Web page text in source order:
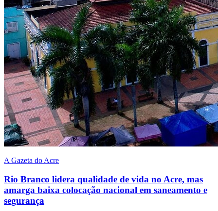
A Gazeta do Acre
Rio Branco lidera qualidade de vida no Acre, mas
amarga baixa colocação nacional em saneamento e
segurança